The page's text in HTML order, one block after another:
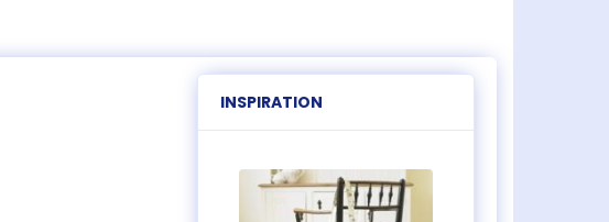
INSPIRATION